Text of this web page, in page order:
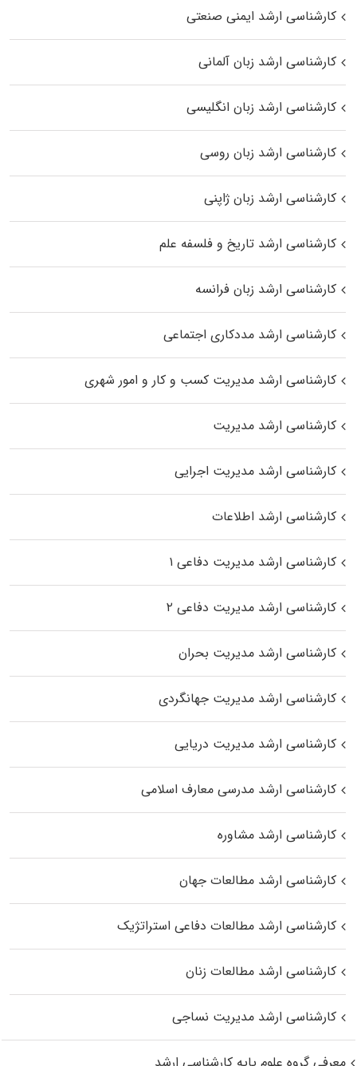
کارشناسی ارشد ایمنی صنعتی
کارشناسی ارشد زبان آلمانی
کارشناسی ارشد زبان انگلیسی
کارشناسی ارشد زبان روسی
کارشناسی ارشد زبان ژاپنی
کارشناسی ارشد تاریخ و فلسفه علم
کارشناسی ارشد زبان فرانسه
کارشناسی ارشد مددکاری اجتماعی
کارشناسی ارشد مدیریت کسب و کار و امور شهری
کارشناسی ارشد مدیریت
کارشناسی ارشد مدیریت اجرایی
کارشناسی ارشد اطلاعات
کارشناسی ارشد مدیریت دفاعی ۱
کارشناسی ارشد مدیریت دفاعی ۲
کارشناسی ارشد مدیریت بحران
کارشناسی ارشد مدیریت جهانگردی
کارشناسی ارشد مدیریت دریایی
کارشناسی ارشد مدرسی معارف اسلامی
کارشناسی ارشد مشاوره
کارشناسی ارشد مطالعات جهان
کارشناسی ارشد مطالعات دفاعی استراتژیک
کارشناسی ارشد مطالعات زنان
کارشناسی ارشد مدیریت نساجی